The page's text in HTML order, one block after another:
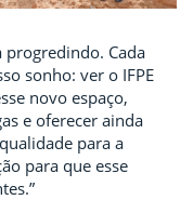
progredindo. Cada
sonho: ver o IFPE
novo espaço,
e oferecer ainda
para a
para que esse